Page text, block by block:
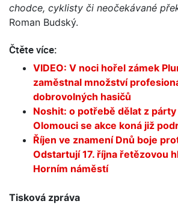
chodce, cyklisty či neočekávané
Roman Budský.
Čtěte více:
VIDEO: V noci hořel zámek
zaměstnal množství
dobrovolných hasičů
Noshit: o potřebě dělat z
Olomouci se akce koná již
Říjen ve znamení Dnů boje
Odstartují 17. října řetězovou
Horním náměstí
Tisková zpráva